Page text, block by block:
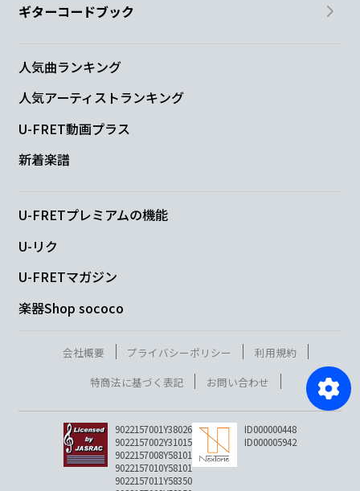
ギターコードブック
人気曲ランキング
人気アーティストランキング
U-FRET動画プラス
新着楽譜
U-FRETプレミアムの機能
U-リク
U-FRETマガジン
楽器Shop sococo
会社概要 プライバシーポリシー
利用規約
特商法に基づく表記
お問い合わせ
9022157001Y38026
9022157002Y31015
9022157008Y58101
9022157010Y58101
9022157011Y58350
ID000000448
ID000005942